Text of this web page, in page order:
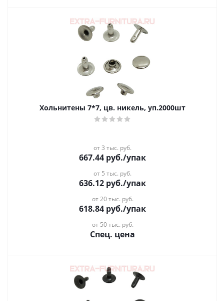
Хольнитены 7*7, цв. никель, уп.2000шт
от 3 тыс. руб.
667.44 руб./упак
от 5 тыс. руб.
636.12 руб./упак
от 20 тыс. руб.
618.84 руб./упак
от 50 тыс. руб.
Спец. цена